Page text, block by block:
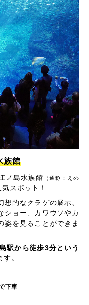
族館
ノ島水族館 （通称：えの
スポット！
的なクラゲの展示、
ショー、カワウソやカ
姿を見ることができま
駅から徒歩3分という
。
下車